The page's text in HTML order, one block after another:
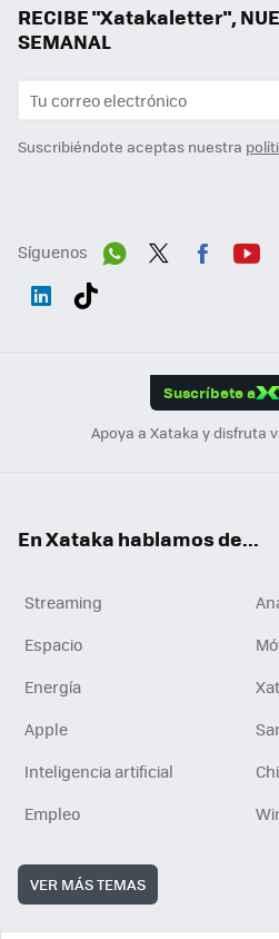
RECIBE "Xatakaletter",
SEMANAL
Suscribiéndote aceptas nuestra
Síguenos
Suscríbete a
Apoya a Xataka y disfruta
En Xataka hablamos de...
Streaming
Espacio
Energía
Apple
Inteligencia artificial
Empleo
VER MÁS TEMAS